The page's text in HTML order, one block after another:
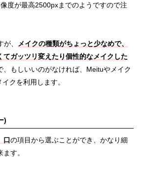
度が最高2500pxまでのようですので注
、
メイクの種類がちょっと少なめで、
てガッツリ変えたり個性的なメイクした
、もしいいのがなければ、Meituやメイク
クを利用します。
)
口の項目から選ぶことができ、かなり細
す。